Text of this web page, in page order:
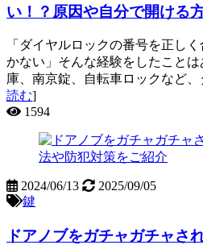
い！？原因や自分で開ける
「ダイヤルロックの番号を正し
かない」そんな経験をしたこと
庫、南京錠、自転車ロックなど
読む]
1594
2024/06/13
2025/09/05
鍵
ドアノブをガチャガチャさ